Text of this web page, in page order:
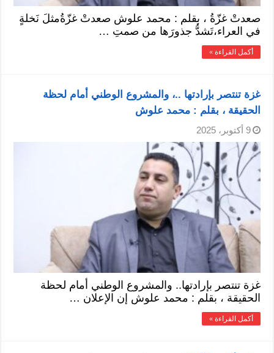
صعدتْ غزّةُ ، بقلم : محمد علوش صعدتْ غزّةُمثلَ نَخلةٍ
في العراء،تَشدُّ جذورَها من صمتِ …
أكمل القراءة »
غزة تنتصر بإرادتها ..، والمشروع الوطني أمام لحظة
الحقيقة ، بقلم : محمد علوش
9 أكتوبر، 2025
غزة تنتصر بإرادتها.. والمشروع الوطني أمام لحظة
الحقيقة ، بقلم : محمد علوش إن الإعلان …
أكمل القراءة »